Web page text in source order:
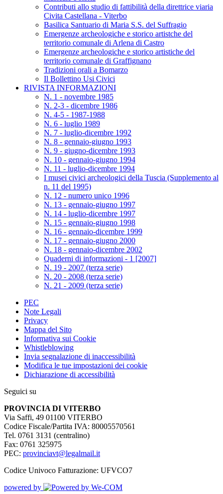
Contributi allo studio di fattibilità della direttrice viaria
Civita Castellana - Viterbo
Basilica Santuario di Maria S.S. del Suffragio
Emergenze archeologiche e storico artistche del
territorio comunale di Arlena di Castro
Emergenze archeologiche e storico artistiche del
territorio comunale di Graffignano
Tradizioni orali a Bomarzo
Il Bollettino Usi Civici
RIVISTA INFORMAZIONI
N. 1 - novembre 1985
N. 2-3 - dicembre 1986
N. 4-5 - 1987-1988
N. 6 - luglio 1989
N. 7 - luglio-dicembre 1992
N. 8 - gennaio-giugno 1993
N. 9 - giugno-dicembre 1993
N. 10 - gennaio-giugno 1994
N. 11 - luglio-dicembre 1994
I musei civici archeologici della Tuscia (Supplemento al
n. 11 del 1995)
N. 12 - numero unico 1996
N. 13 - gennaio-giugno 1997
N. 14 - luglio-dicembre 1997
N. 15 - gennaio-giugno 1998
N. 16 - gennaio-dicembre 1999
N. 17 - gennaio-giugno 2000
N. 18 - gennaio-dicembre 2002
Quaderni di informazioni - 1 [2007]
N. 19 - 2007 (terza serie)
N. 20 - 2008 (terza serie)
N. 21 - 2009 (terza serie)
PEC
Note Legali
Privacy
Mappa del Sito
Informativa sui Cookie
Whistleblowing
Invia segnalazione di inaccessibilità
Modifica le tue impostazioni dei cookie
Dichiarazione di accessibilità
Seguici su
PROVINCIA DI VITERBO
Via Saffi, 49 01100 VITERBO
Codice Fiscale/Partita IVA: 80005570561
Tel. 0761 3131 (centralino)
Fax: 0761 325975
PEC: provinciavt@legalmail.it
Codice Univoco Fatturazione: UFVCO7
powered by